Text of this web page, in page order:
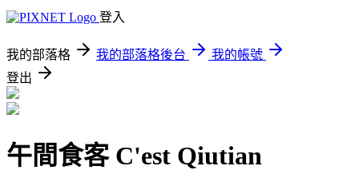
登入
我的部落格 我的部落格後台
我的帳號
登出
午間食客 C'est Qiutian